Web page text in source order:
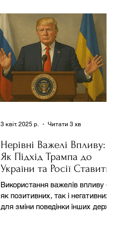
Нерівні Важелі Впливу:
Як Підхід Трампа до
України та Росії Ставить
під Сумнів Американську
Держполітику
Використання важелів впливу –
як позитивних, так і негативних –
для зміни поведінки інших держав
3 квіт. 2025 р. Читати 3 хв